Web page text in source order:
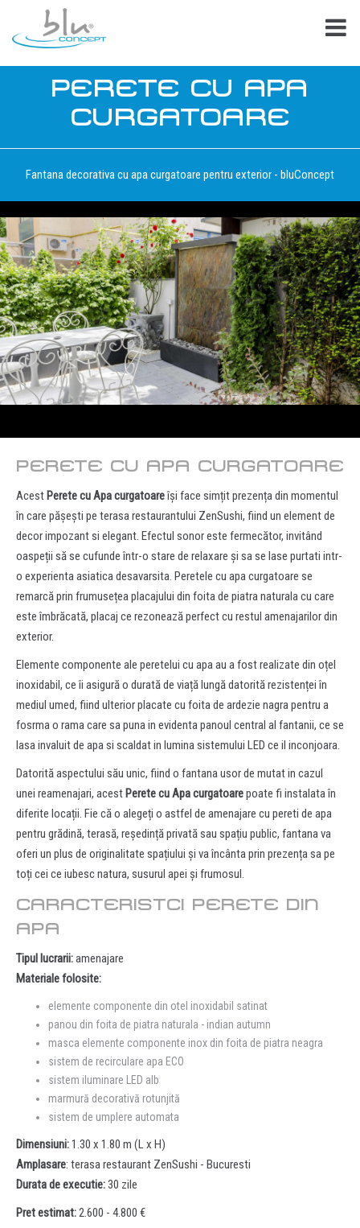
PERETE CU APA
CURGATOARE
Fantana decorativa cu apa curgatoare pentru exterior - bluConcept
PERETE CU APA CURGATOARE
Acest Perete cu Apa curgatoareîși face simțit prezența din momentul
în care pășești pe terasa restaurantului ZenSushi, fiind un element de
decor impozant si elegant. Efectul sonor este fermecător, invitând
oaspeții să se cufunde într-o stare de relaxare și sa se lase purtati intr-
o experienta asiatica desavarsita. Peretele cu apa curgatoare se
remarcă prin frumusețea placajului din foita de piatra naturala cu care
este îmbrăcată, placaj ce rezonează perfect cu restul amenajarilor din
exterior.
Elemente componente ale peretelui cu apa au a fost realizate din oțel
inoxidabil, ce îi asigură o durată de viață lungă datorită rezistenței în
mediul umed, fiind ulterior placate cu foita de ardezie nagra pentru a
fosrma o rama care sa puna in evidenta panoul central al fantanii, ce se
lasa invaluit de apa si scaldat in lumina sistemului LED ce il inconjoara.
Datorită aspectului său unic, fiind o fantana usor de mutat in cazul
unei reamenajari, acest Perete cu Apa curgatoarepoate fi instalata în
diferite locații. Fie că o alegeți o astfel de amenajare cu pereti de apa
pentru grădină, terasă, reședință privată sau spațiu public, fantana va
oferi un plus de originalitate spațiului și va încânta prin prezența sa pe
toți cei ce iubesc natura, susurul apei și frumosul.
CARACTERISTCI PERETE DIN
APA
Tipul lucrarii:amenajare
Materiale folosite:
elemente componente din otel inoxidabil satinat
panou din foita de piatra naturala - indian autumn
masca elemente componente inox din foita de piatra neagra
sistem de recirculare apa ECO
sistem iluminare LED alb
marmură decorativă rotunjită
sistem de umplere automata
Dimensiuni:1.30 x 1.80 m (L x H)
Amplasare: terasa restaurant ZenSushi - Bucuresti
Durata de executie:30 zile
Pret estimat:2.600 - 4.800 €